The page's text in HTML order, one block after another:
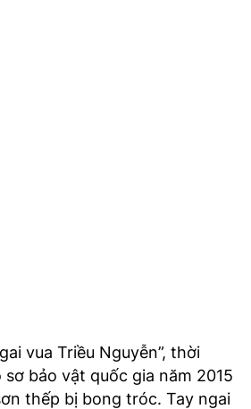
vua Triều Nguyễn”, thời
bảo vật quốc gia năm 2015
thếp bị bong tróc. Tay ngai